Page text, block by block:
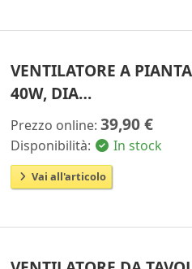
VENTILATORE A
40W, DIA…
Prezzo online:39,90 €
Disponibilità: In stock
Vai all'articolo